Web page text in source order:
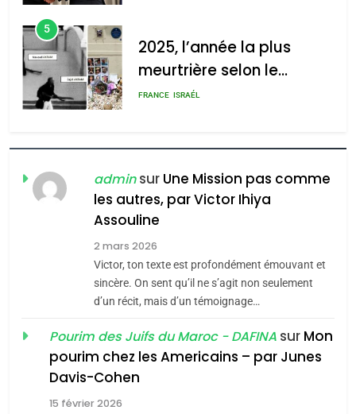
l’antisémitisme
admin 0
5
2025, l’année la plus
meurtrière selon le
rapport d’ADL contre
FRANCE ISRAÉL
FIÈRE, DIGNE ET RÉSILIENTE :
POURQUOI JE REVENDIQUE
MA JUDAÏTE par Thérèse
Zrihen-Dvir
ISRAÉL JUDAISME
CE QUI NOUS MANQUE –
Jacques Hadida
JUDAISME
Maroc : Les amandes de
Tafraout, le miel de Tadla
adminsur Une Mission pas comme
les autres, par Victor Ihiya
Assouline
2 mars 2026
Victor, ton texte est profondément émouvant et
sincère. On sent qu’il ne s’agit non seulement
d’un récit, mais d’un témoignage…
Pourim des Juifs du Maroc - DAFINA sur Mon
pourim chez les Americains – par Junes
Davis-Cohen
15 février 2026